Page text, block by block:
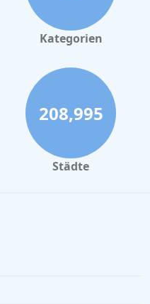
Kategorien
208,995
Städte